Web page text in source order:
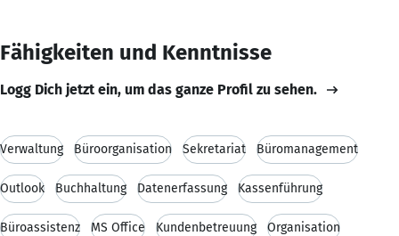
Fähigkeiten und Kenntnisse
Logg Dich jetzt ein, um das ganze Profil zu sehen.
Verwaltung Büroorganisation Sekretariat Büromanagement
Outlook Buchhaltung Datenerfassung Kassenführung
Büroassistenz MS Office Kundenbetreuung Organisation